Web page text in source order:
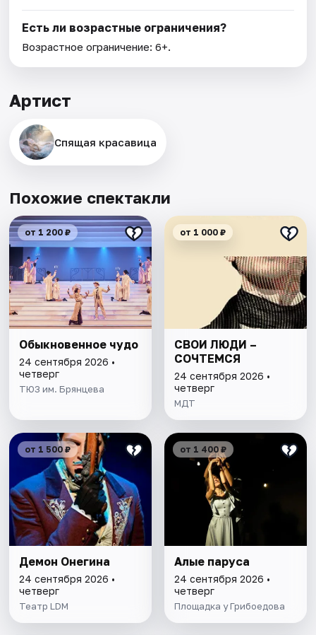
Есть ли возрастные ограничения?
Возрастное ограничение: 6+.
Артист
Спящая красавица
Похожие спектакли
от 1 200 ₽
Обыкновенное чудо
24 сентября 2026 •
четверг
ТЮЗ им. Брянцева
от 1 000 ₽
СВОИ ЛЮДИ –
СОЧТЕМСЯ
24 сентября 2026 •
четверг
МДТ
от 1 500 ₽
Демон Онегина
24 сентября 2026 •
четверг
Театр LDM
от 1 400 ₽
Алые паруса
24 сентября 2026 •
четверг
Площадка у Грибоедова